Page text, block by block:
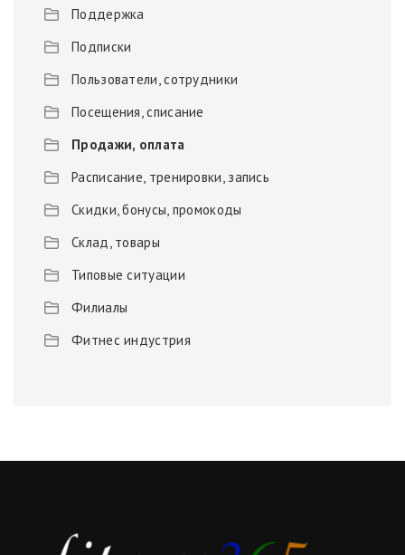
Поддержка
Подписки
Пользователи, сотрудники
Посещения, списание
Продажи, оплата
Расписание, тренировки, запись
Скидки, бонусы, промокоды
Склад, товары
Типовые ситуации
Филиалы
Фитнес индустрия